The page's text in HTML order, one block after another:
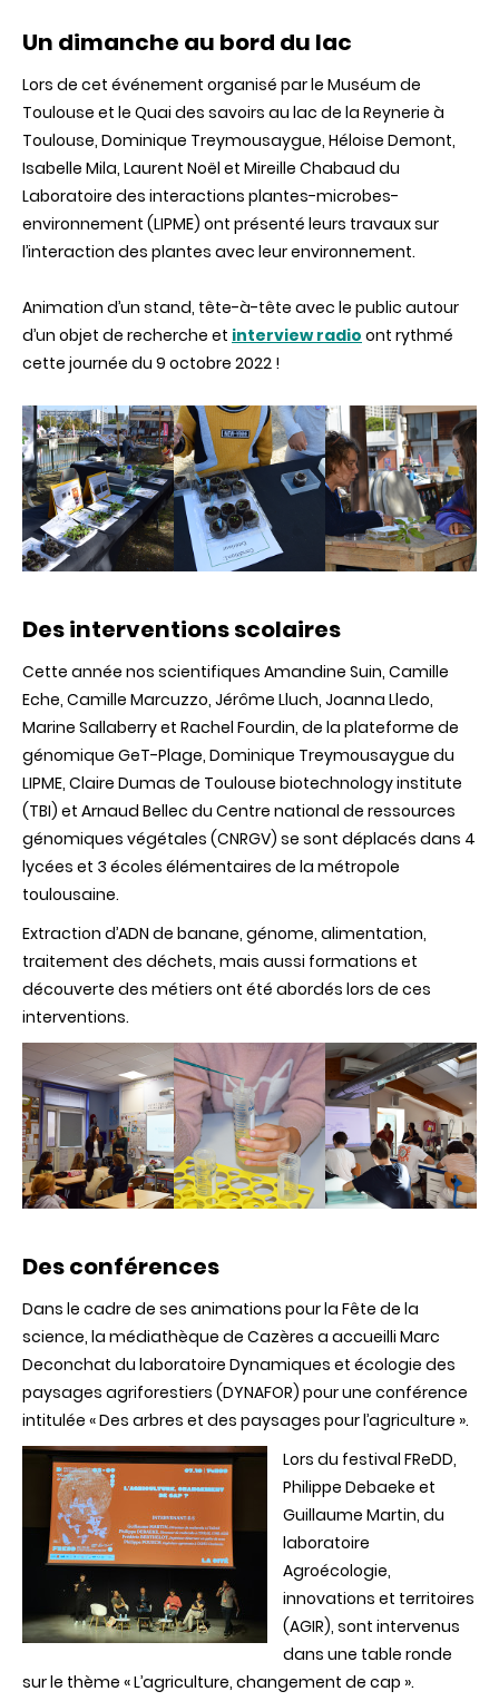
de
science
2022
Un dimanche au bord du lac
Lors de cet événement organisé par le Muséum de
Toulouse et le Quai des savoirs au lac de la Reynerie à
Toulouse, Dominique Treymousaygue, Héloise Demont,
Isabelle Mila, Laurent Noël et Mireille Chabaud du
Laboratoire des interactions plantes-microbes-
environnement (LIPME) ont présenté leurs travaux sur
l’interaction des plantes avec leur environnement.
Animation d’un stand, tête-à-tête avec le public autour
d’un objet de recherche et interview radio ont rythmé
cette journée du 9 octobre 2022 !
Des interventions scolaires
Cette année nos scientifiques Amandine Suin, Camille
Eche, Camille Marcuzzo, Jérôme Lluch, Joanna Lledo,
Marine Sallaberry et Rachel Fourdin, de la plateforme de
génomique GeT-Plage, Dominique Treymousaygue du
LIPME, Claire Dumas de Toulouse biotechnology institute
(TBI) et Arnaud Bellec du Centre national de ressources
génomiques végétales (CNRGV) se sont déplacés dans 4
lycées et 3 écoles élémentaires de la métropole
toulousaine.
Extraction d’ADN de banane, génome, alimentation,
traitement des déchets, mais aussi formations et
découverte des métiers ont été abordés lors de ces
interventions.
Des conférences
Dans le cadre de ses animations pour la Fête de la
science, la médiathèque de Cazères a accueilli Marc
Deconchat du laboratoire Dynamiques et écologie des
paysages agriforestiers (DYNAFOR) pourune conférence
intitulée « Des arbres et des paysages pourl’agriculture ».
Lors du festivalFReDD,
PhilippeDebaeke et
Guillaume Martin, du
laboratoire
Agroécologie,
innovations et territoires
(AGIR),sont intervenus
dans une tableronde
surle thème «L’agriculture, changement de cap ».